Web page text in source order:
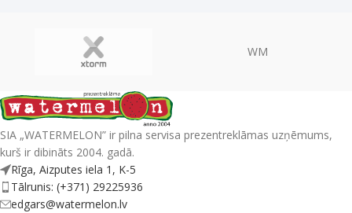
WM
SIA „WATERMELON” ir pilna servisa prezentreklāmas uzņēmums,
kurš ir dibināts 2004. gadā.
Rīga, Aizputes iela 1, K-5
Tālrunis: (+371) 29225936
edgars@watermelon.lv